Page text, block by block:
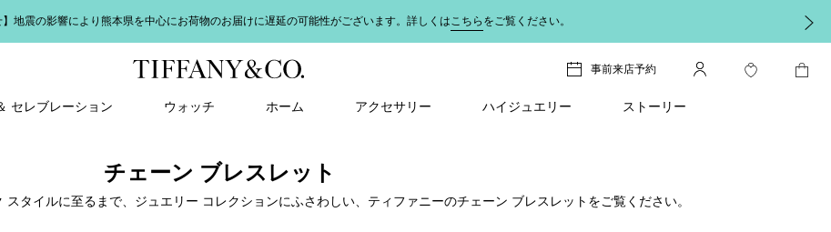
】地震の影響により熊本県を中心にお荷物のお届けに遅延の可能性がございます。詳しくはこちら をご覧ください。
事前来店予約
セレブレーション ウォッチ ホーム アクセサリー ハイジュエリー ストーリー
チェーン ブレスレット
タイルに至るまで、ジュエリー コレクションにふさわしい、ティファニーのチェーン ブレスレットをご覧ください。